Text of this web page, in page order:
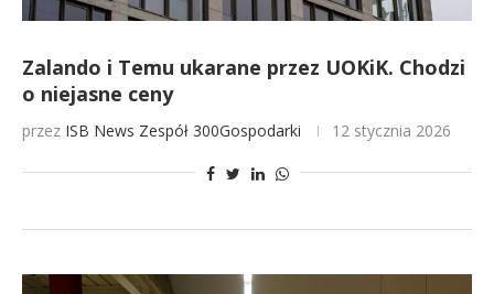
Zalando i Temu ukarane przez UOKiK. Chodzi
o niejasne ceny
przez ISB News Zespół 300Gospodarki 12 stycznia 2026